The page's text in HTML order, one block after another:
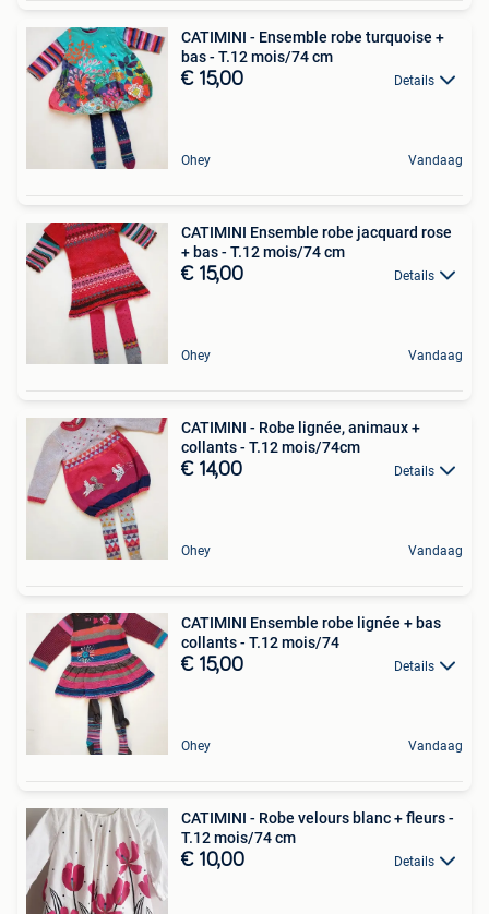
CATIMINI - Ensemble robe turquoise +
bas - T.12 mois/74 cm
€ 15,00 Details
Ohey Vandaag
CATIMINI Ensemble robe jacquard rose
+ bas - T.12 mois/74 cm
€ 15,00 Details
Ohey Vandaag
CATIMINI - Robe lignée, animaux +
collants - T.12 mois/74cm
€ 14,00 Details
Ohey Vandaag
CATIMINI Ensemble robe lignée + bas
collants - T.12 mois/74
€ 15,00 Details
Ohey Vandaag
CATIMINI - Robe velours blanc + fleurs -
T.12 mois/74 cm
€ 10,00 Details